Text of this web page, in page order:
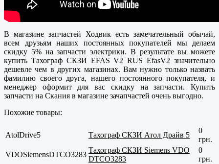
В магазине запчастей Ходвик есть замечательный обычай,
всем друзьям наших постоянных покупателей мы делаем
скидку 5% на запчасти электрики. В результате вы можете
купить Тахограф СКЗИ EFAS V2 RUS EfasV2 значительно
дешевле чем в других магазинах. Вам нужно только назвать
фамилию своего друга, нашего постоянного покупателя, и
менеджер оформит для вас скидку на запчасти. Купить
запчасти на Скания в магазине зачапчастей очень выгодно.
Похожие товары:
AtolDrive5 Тахограф СКЗИ Атол Драйв 5
0
грн.
VDOSiemensDTCO3283
Тахограф СКЗИ Siemens VDO
DTCO3283
0
грн.